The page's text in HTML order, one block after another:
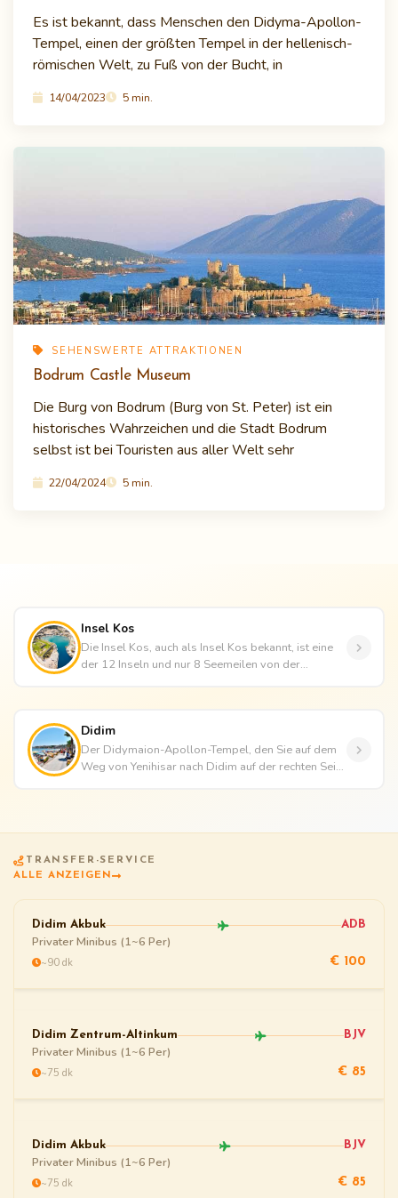
Es ist bekannt, dass Menschen den Didyma-Apollon-
Tempel, einen der größten Tempel in der hellenisch-
römischen Welt, zu Fuß von der Bucht, in
14/04/2023 5 min.
SEHENSWERTE ATTRAKTIONEN
Bodrum Castle Museum
Die Burg von Bodrum (Burg von St. Peter) ist ein
historisches Wahrzeichen und die Stadt Bodrum
selbst ist bei Touristen aus aller Welt sehr
22/04/2024 5 min.
Insel Kos
Die Insel Kos, auch als Insel Kos bekannt, ist eine
der 12 Inseln und nur 8 Seemeilen von der
Didim
Der Didymaion-Apollon-Tempel, den Sie auf dem
Weg von Yenihisar nach Didim auf der rechten Seite
TRANSFER-SERVICE
ALLE ANZEIGEN
Didim Akbuk ADB
Privater Minibus (1~6 Per)
~90 dk € 100
Didim Zentrum-Altinkum BJV
Privater Minibus (1~6 Per)
~75 dk € 85
Didim Akbuk BJV
Privater Minibus (1~6 Per)
~75 dk € 85